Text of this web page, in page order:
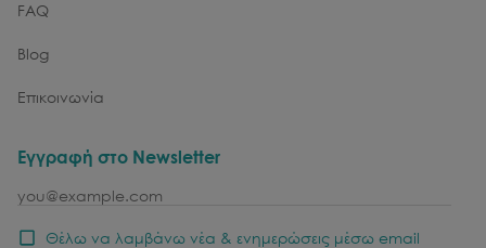
FAQ
Blog
Επικοινωνία
Εγγραφή στο Newsletter
email
Θέλω να λαμβάνω νέα & ενημερώσεις μέσω email